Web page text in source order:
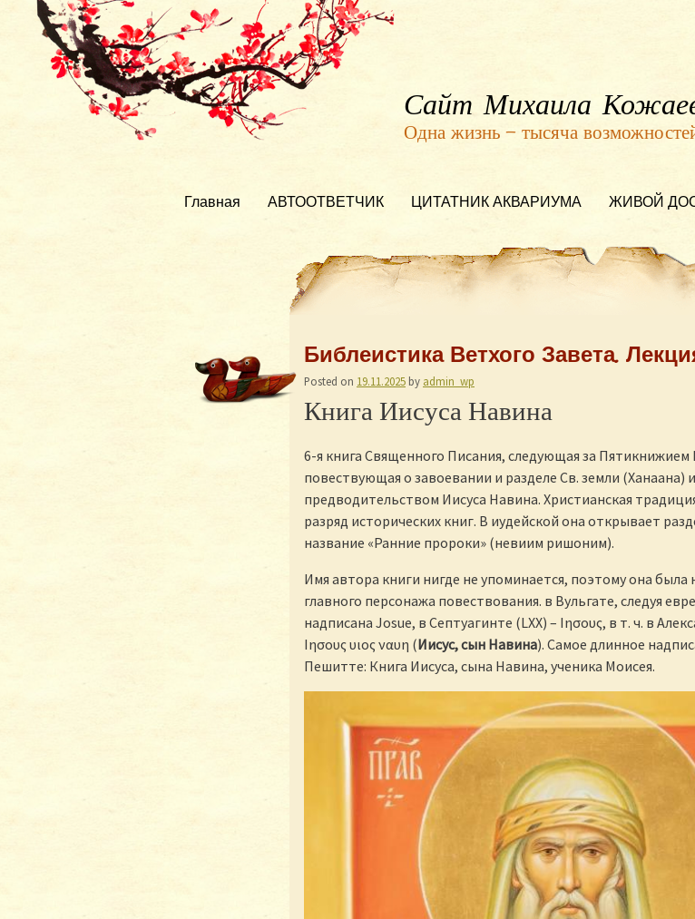
Сайт Михаила
Одна жизнь — тысяча
Главная АВТООТВЕТЧИК ЦИТАТНИК АКВАРИУМА ЖИВОЙ
Библеистика Ветхого Завета.
Posted on 19.11.2025 by admin_wp
Книга Иисуса Навина
6-я книга Священного Писания, следующая за
повествующая о завоевании и разделе Св. земли (Ханаана)
предводительством Иисуса Навина. Христианская
разряд исторических книг. В иудейской она открывает
название «Ранние пророки» (невиим ришоним).
Имя автора книги нигде не упоминается, поэтому она была
главного персонажа повествования. в Вульгате, следуя
надписана Josue, в Септуагинте (LXX) – Ιησους, в т. ч. в
Ιησους υιος ναυη (Иисус, сын Навина). Самое длинное
Пешитте: Книга Иисуса, сына Навина, ученика Моисея.